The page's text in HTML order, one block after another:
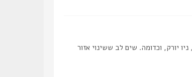
יורק, וכדומה. שים לב ששינוי אזור